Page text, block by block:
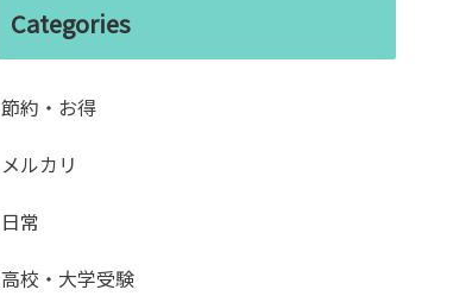
Categories
節約・お得
メルカリ
日常
高校・大学受験